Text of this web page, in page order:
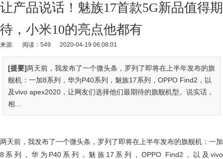
让产品说话！魅族17首款5G新品值得期
待，小米10的亮点他都有
来源: 阅读：549 2020-04-19 06:08:01
[提要]两天前，我发布了一个微头条，罗列了即将在上半年发布的旗
舰机：一加8系列，华为P40系列，魅族17系列，OPPO Find2，以
及vivo apex2020，让网友们选择他们最期待的旗舰机型。说实话，
相...
两天前，我发布了一个微头条，罗列了即将在上半年发布的旗舰机：一加
8系列，华为P40系列，魅族17系列，OPPO Find2，以及vivo